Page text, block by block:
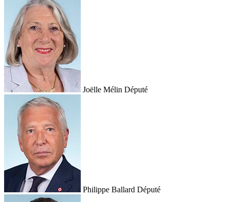
Joëlle Mélin Député
Philippe Ballard Député